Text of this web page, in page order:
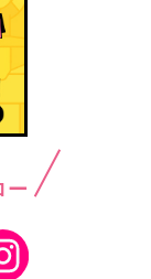
ー